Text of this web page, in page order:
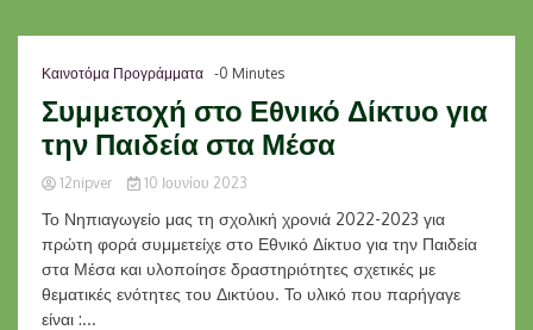
Καινοτόμα Προγράμματα -0 Minutes
Συμμετοχή στο Εθνικό Δίκτυο για
την Παιδεία στα Μέσα
12nipver 10 Ιουνίου 2023
Το Νηπιαγωγείο μας τη σχολική χρονιά 2022-2023 για
πρώτη φορά συμμετείχε στο Εθνικό Δίκτυο για την Παιδεία
στα Μέσα και υλοποίησε δραστηριότητες σχετικές με
θεματικές ενότητες του Δικτύου. Το υλικό που παρήγαγε
είναι :...